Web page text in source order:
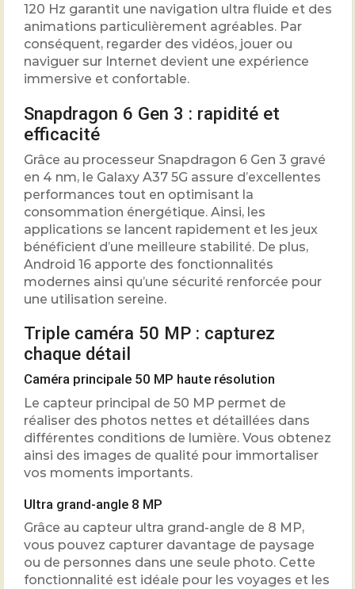
120 Hz garantit une navigation ultra fluide et des
animations particulièrement agréables. Par
conséquent, regarder des vidéos, jouer ou
naviguer sur Internet devient une expérience
immersive et confortable.
Snapdragon 6 Gen 3 : rapidité et
efficacité
Grâce au processeur Snapdragon 6 Gen 3 gravé
en 4 nm, le Galaxy A37 5G assure d’excellentes
performances tout en optimisant la
consommation énergétique. Ainsi, les
applications se lancent rapidement et les jeux
bénéficient d’une meilleure stabilité. De plus,
Android 16 apporte des fonctionnalités
modernes ainsi qu’une sécurité renforcée pour
une utilisation sereine.
Triple caméra 50 MP : capturez
chaque détail
Caméra principale 50 MP haute résolution
Le capteur principal de 50 MP permet de
réaliser des photos nettes et détaillées dans
différentes conditions de lumière. Vous obtenez
ainsi des images de qualité pour immortaliser
vos moments importants.
Ultra grand-angle 8 MP
Grâce au capteur ultra grand-angle de 8 MP,
vous pouvez capturer davantage de paysage
ou de personnes dans une seule photo. Cette
fonctionnalité est idéale pour les voyages et les